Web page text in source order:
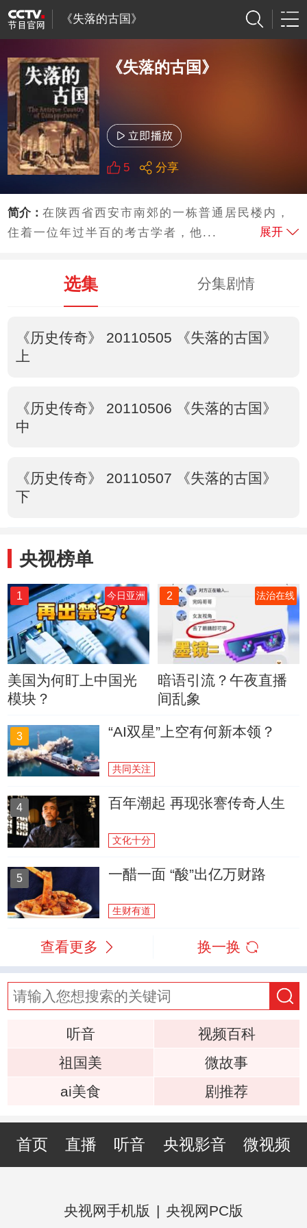
《失落的古国》
《失落的古国》
5 分享
简介：在陕西省西安市南郊的一栋普通居民楼内，
住着一位年过半百的考古学者，他...
展开
选集 分集剧情
《历史传奇》 20110505 《失落的古国》
上
《历史传奇》 20110506 《失落的古国》
中
《历史传奇》 20110507 《失落的古国》
下
央视榜单
1 今日亚洲
美国为何盯上中国光
模块？
2 法治在线
暗语引流？午夜直播
间乱象
3 “AI双星”上空有何新本领？
共同关注
4 百年潮起 再现张謇传奇人生
文化十分
5 一醋一面 “酸”出亿万财路
生财有道
查看更多 换一换
听音
视频百科
祖国美
微故事
ai美食
剧推荐
首页 直播 听音 央视影音 微视频
央视网手机版 | 央视网PC版